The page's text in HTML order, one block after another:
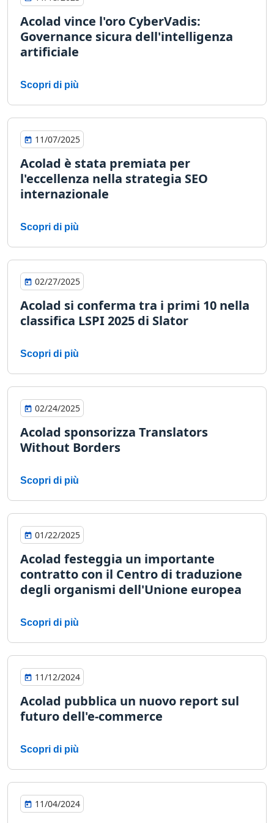
Manifatturiero
Finanza
Legale
Istituzioni Pubbliche
Difesa e Sicurezza
Tutti i settori
Acolad vince l'oro CyberVadis:
Governance sicura dell'intelligenza
artificiale
Scopri di più
11/07/2025
Acolad è stata premiata per
l'eccellenza nella strategia SEO
internazionale
Scopri di più
02/27/2025
Acolad si conferma tra i primi 10 nella
classifica LSPI 2025 di Slator
Scopri di più
02/24/2025
Acolad sponsorizza Translators
Without Borders
Scopri di più
01/22/2025
Acolad festeggia un importante
contratto con il Centro di traduzione
degli organismi dell'Unione europea
Scopri di più
11/12/2024
Acolad pubblica un nuovo report sul
futuro dell'e-commerce
Scopri di più
11/04/2024